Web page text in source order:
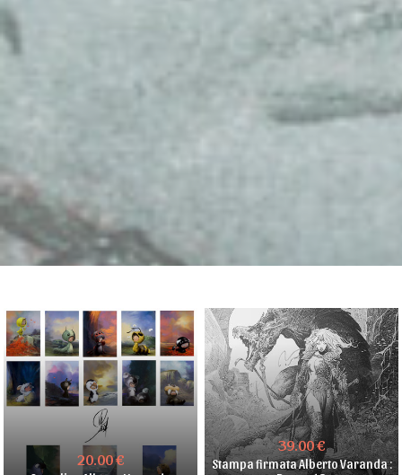
20.00 €
39.00 €
Stampa firmata Alberto Varanda :